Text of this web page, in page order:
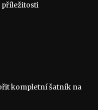
příležitosti
kompletní šatník na